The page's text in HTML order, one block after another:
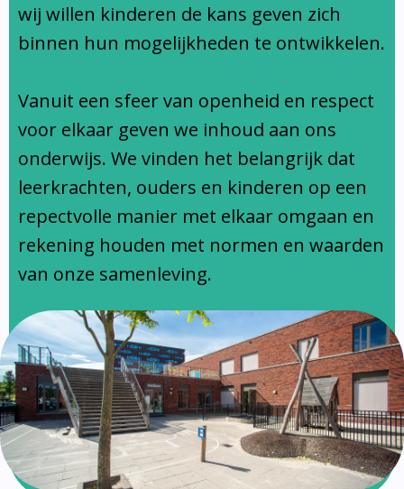
Ondersteuningsprofiel
wij willen kinderen de kans geven zich
binnen hun mogelijkheden te ontwikkelen.
Vanuit een sfeer van openheid en respect
voor elkaar geven we inhoud aan ons
onderwijs. We vinden het belangrijk dat
leerkrachten, ouders en kinderen op een
repectvolle manier met elkaar omgaan en
rekening houden met normen en waarden
van onze samenleving.